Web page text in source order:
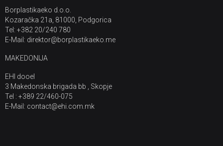
Borplastikaeko d.o.o.
Kozaračka 21a, 81000, Podgorica
Tel: +382 20/240 780
E-Mail: direktor@borplastikaeko.me
MAKEDONIJA
EHI dooel
3 Makedonska brigada bb , Skopje
Tel : +389 22/460-075
E-Mail: contact@ehi.com.mk